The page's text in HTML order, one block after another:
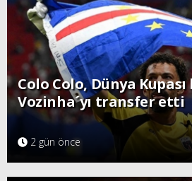
Colo Colo, Dünya
Vozinha´yı transfer etti
2 gün önce